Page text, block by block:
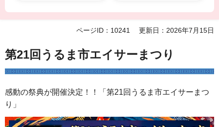
ページID：10241 更新日：2026年7月15日
第21回うるま市エイサーまつり
感動の祭典が開催決定！！「第21回うるま市エイサーまつ
り」